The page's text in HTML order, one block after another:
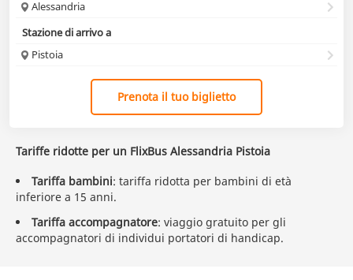
Alessandria
Stazione di arrivo a
Pistoia
Prenota il tuo biglietto
Tariffe ridotte per un FlixBus Alessandria Pistoia
Tariffa bambini: tariffa ridotta per bambini di età
inferiore a 15 anni.
Tariffa accompagnatore: viaggio gratuito per gli
accompagnatori di individui portatori di handicap.